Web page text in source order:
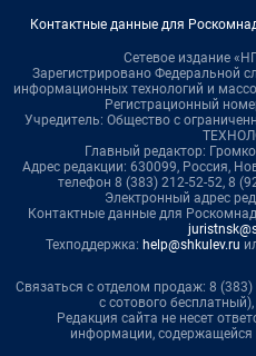
Контактные данные для
Сетевое издание
Зарегистрировано Федеральной
информационных технологий и
Регистрационный
Учредитель: Общество с
Главный редактор:
Адрес редакции: 630099, Россия,
телефон 8 (383) 212-52-52, 8
Электронный адрес
Контактные данные для
Техподдержка: help@shkulev.ru
Связаться с отделом продаж: 8
с сотового бесплатный),
Редакция сайта не несет
информации, содержащейся